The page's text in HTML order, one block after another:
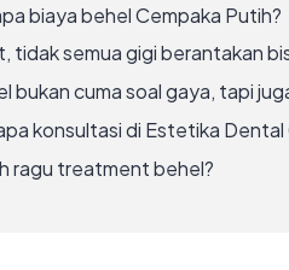
biaya behel Cempaka Putih?
tidak semua gigi berantakan
bukan cuma soal gaya, tapi
konsultasi di Estetika Dental
ragu treatment behel?